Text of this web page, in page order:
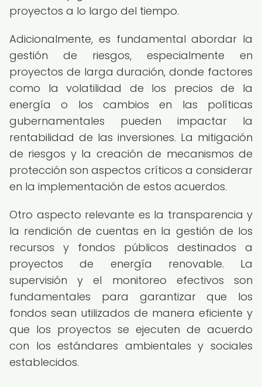
proyectos a lo largo del tiempo.
Adicionalmente, es fundamental abordar la
gestión de riesgos, especialmente en
proyectos de larga duración, donde factores
como la volatilidad de los precios de la
energía o los cambios en las políticas
gubernamentales pueden impactar la
rentabilidad de las inversiones. La mitigación
de riesgos y la creación de mecanismos de
protección son aspectos críticos a considerar
en la implementación de estos acuerdos.
Otro aspecto relevante es la transparencia y
la rendición de cuentas en la gestión de los
recursos y fondos públicos destinados a
proyectos de energía renovable. La
supervisión y el monitoreo efectivos son
fundamentales para garantizar que los
fondos sean utilizados de manera eficiente y
que los proyectos se ejecuten de acuerdo
con los estándares ambientales y sociales
establecidos.